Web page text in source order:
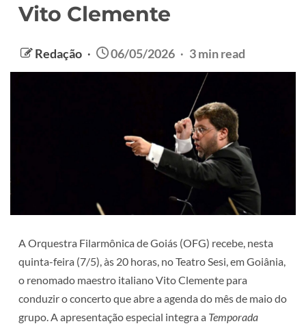
Vito Clemente
Redação 06/05/2026 3 min read
A Orquestra Filarmônica de Goiás (OFG) recebe, nesta
quinta-feira (7/5), às 20 horas, no Teatro Sesi, em Goiânia,
o renomado maestro italiano Vito Clemente para
conduzir o concerto que abre a agenda do mês de maio do
grupo. A apresentação especial integra a Temporada